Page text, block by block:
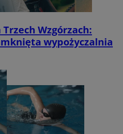
Wzgórzach:
wypożyczalnia